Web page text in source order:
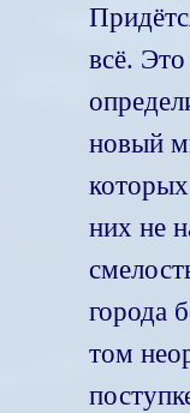
всё.
новый
них не
города
том